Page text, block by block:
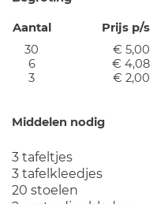
Aantal Prijs p/s
30
€ 5,00
6
€ 4,08
3
€ 2,00
Middelen nodig
3 tafeltjes
3 tafelkleedjes
20 stoelen